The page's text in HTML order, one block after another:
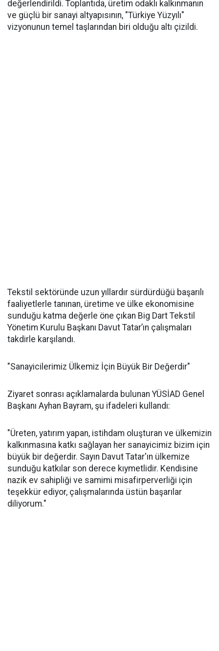
değerlendirildi. Toplantıda, üretim odaklı kalkınmanın
ve güçlü bir sanayi altyapısının, "Türkiye Yüzyılı"
vizyonunun temel taşlarından biri olduğu altı çizildi.
Tekstil sektöründe uzun yıllardır sürdürdüğü başarılı
faaliyetlerle tanınan, üretime ve ülke ekonomisine
sunduğu katma değerle öne çıkan Big Dart Tekstil
Yönetim Kurulu Başkanı Davut Tatar’ın çalışmaları
takdirle karşılandı.
"Sanayicilerimiz Ülkemiz İçin Büyük Bir Değerdir"
Ziyaret sonrası açıklamalarda bulunan YÜSİAD Genel
Başkanı Ayhan Bayram, şu ifadeleri kullandı:
"Üreten, yatırım yapan, istihdam oluşturan ve ülkemizin
kalkınmasına katkı sağlayan her sanayicimiz bizim için
büyük bir değerdir. Sayın Davut Tatar'ın ülkemize
sunduğu katkılar son derece kıymetlidir. Kendisine
nazik ev sahipliği ve samimi misafirperverliği için
teşekkür ediyor, çalışmalarında üstün başarılar
diliyorum."